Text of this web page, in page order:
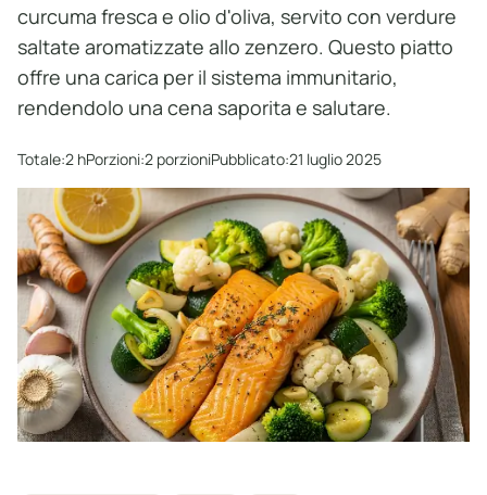
curcuma fresca e olio d'oliva, servito con verdure
saltate aromatizzate allo zenzero. Questo piatto
offre una carica per il sistema immunitario,
rendendolo una cena saporita e salutare.
Totale:2 hPorzioni:2 porzioniPubblicato:21 luglio 2025